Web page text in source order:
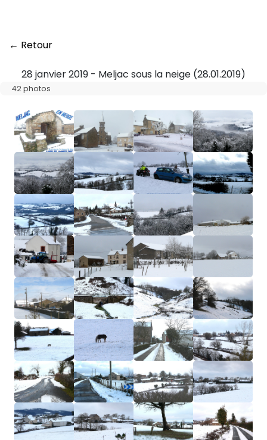
← Retour
28 janvier 2019 - Meljac sous la neige (28.01.2019)
42 photos